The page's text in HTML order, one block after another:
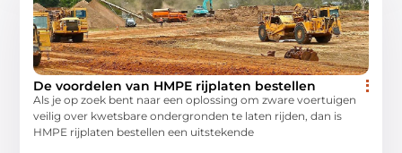
De voordelen van HMPE rijplaten bestellen
Als je op zoek bent naar een oplossing om zware voertuigen
veilig over kwetsbare ondergronden te laten rijden, dan is
HMPE rijplaten bestellen een uitstekende